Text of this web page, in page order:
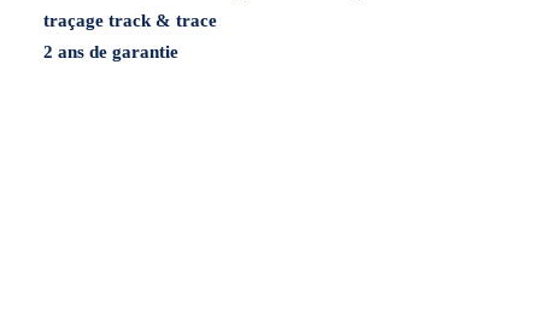
traçage track & trace
2 ans de garantie